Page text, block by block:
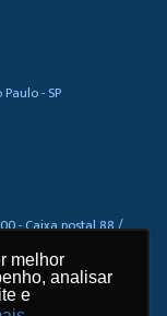
melhor
analisar
e
melhor
analisar
e
- SP
- Caixa postal 88 /